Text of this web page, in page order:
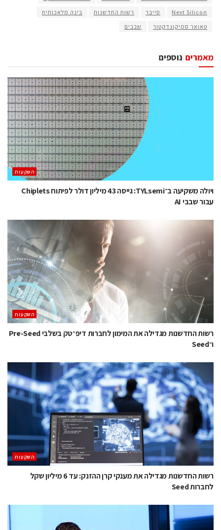
Next Silicon
סייבר רשות החדשנות
בינה מלאכותית
טאואר סמיקונדקטור
שבבים
נוספים מאמרים
השקעות
ויולה משקיעה ב־TYLsemi: גייסה 43 מיליון דולר לפיתוח Chiplets
עבור שבבי AI
השקעות
רשות החדשנות מגדילה את המימון לחברות דיפ־טק בשלבי Pre-Seed
ו־Seed
השקעות
רשות החדשנות מגדילה את מענקי קרן ההזנק: עד 6 מיליון שקל
לחברות Seed